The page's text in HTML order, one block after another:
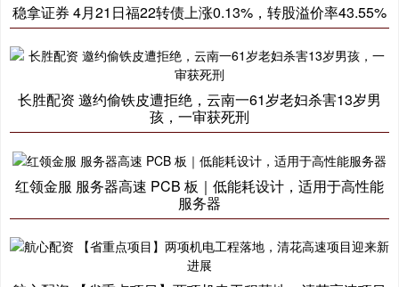
稳拿证券 4月21日福22转债上涨0.13%，转股溢价率43.55%
长胜配资 邀约偷铁皮遭拒绝，云南一61岁老妇杀害13岁男
孩，一审获死刑
红领金服 服务器高速 PCB 板｜低能耗设计，适用于高性能
服务器